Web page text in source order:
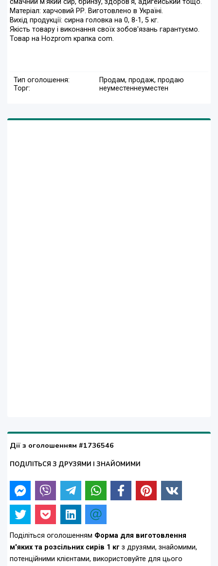
смачний м'який сир, бринзу, здоров'я, адигейський тощо.
Матеріал: харчовий РР. Виготовлено в Україні.
Вихід продукції: сирна головка на 0, 8-1, 5 кг.
Якість товару і виконання своїх зобов'язань гарантуємо.
Товар на Hozprom крапка com.
Тип оголошення:
Продам, продаж, продаю
Торг:
неуместеннеуместен
Дії з оголошенням #1736546
ПОДІЛІТЬСЯ З ДРУЗЯМИ І ЗНАЙОМИМИ
Поділіться оголошенням Форма для виготовлення
м'яких та розсільних сирів 1 кг з друзями, знайомими,
потенційними клієнтами, використовуйте для цього